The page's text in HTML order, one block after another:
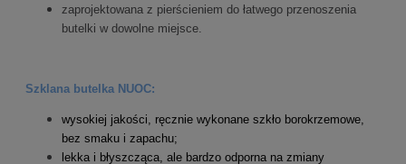
zaprojektowana z pierścieniem do łatwego przenoszenia
butelki w dowolne miejsce.
Szklana butelka NUOC:
wysokiej jakości, ręcznie wykonane szkło borokrzemowe,
bez smaku i zapachu;
lekka i błyszcząca, ale bardzo odporna na zmiany